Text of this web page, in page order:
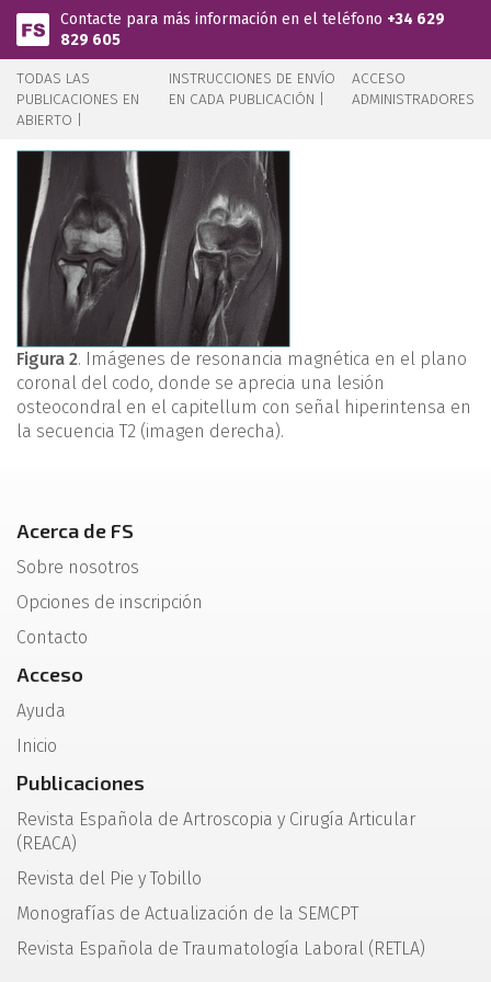
Pasar al contenido principal
Contacte para más información en el teléfono +34 629
829 605
TODAS LAS
PUBLICACIONES EN
ABIERTO |
INSTRUCCIONES DE ENVÍO
EN CADA PUBLICACIÓN |
ACCESO
ADMINISTRADORES
Figura 2. Imágenes de resonancia magnética en el plano
coronal del codo, donde se aprecia una lesión
osteocondral en el capitellum con señal hiperintensa en
la secuencia T2 (imagen derecha).
Acerca de FS
Sobre nosotros
Opciones de inscripción
Contacto
Acceso
Ayuda
Inicio
Publicaciones
Revista Española de Artroscopia y Cirugía Articular
(REACA)
Revista del Pie y Tobillo
Monografías de Actualización de la SEMCPT
Revista Española de Traumatología Laboral (RETLA)